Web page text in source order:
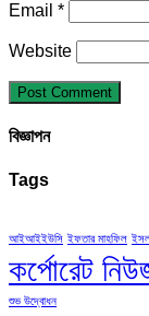
Email *
Website
বিজ্ঞাপন
Tags
আইআইইউসি ইফতার মাহফিল
কর্পোরেট
শুভ উদ্বোধন